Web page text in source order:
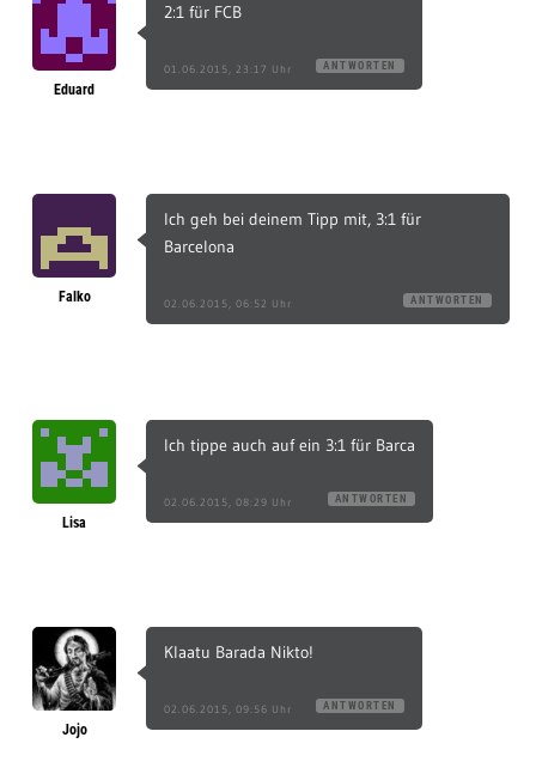
Eduard
2:1 für FCB
01.06.2015, 23:17 Uhr ANTWORTEN
Falko
Ich geh bei deinem Tipp mit, 3:1 für
Barcelona
02.06.2015, 06:52 Uhr ANTWORTEN
Lisa
Ich tippe auch auf ein 3:1 für Barca
02.06.2015, 08:29 Uhr ANTWORTEN
Jojo
Klaatu Barada Nikto!
02.06.2015, 09:56 Uhr ANTWORTEN